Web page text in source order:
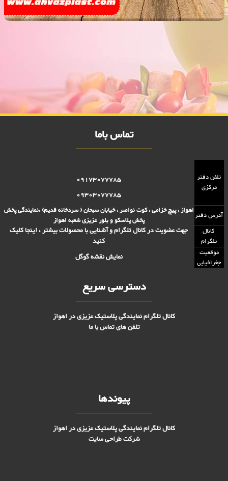
فروش,بلور 15000 فروش,فروش پلاستیک 10000 تومانی,فروش پلاستیک
پلاسکو 15000 فروش
تماس باما
تلفن دفتر
مرکزی
09173077785
09303077785
آدرس دفتراهواز ، پیچ خزامی ، کوت نواصر ، خیابان سبحان ( سردخانه قدیم) ،نمایندگی پخش
پخش پلاسکو و بلور عزیزی شعبه اهواز
کانال
تلگرام
جهت عضویت در کانال تلگرام و آشنایی با محصولات بیشتر ، اینجا کلیک
کنید
موقعیت
جغرافیایی
نمایش نقشه گوگل
دسترسی سریع
کانال تلگرام نمایندگی پلاستیک عزیزی در اهواز
تلفن های تماس با ما
پیوندها
کانال تلگرام نمایندگی پلاستیک عزیزی در اهواز
شرکت طراحی سایت